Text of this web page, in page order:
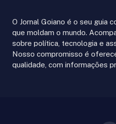
O Jornal Goiano é o seu guia
que moldam o mundo.
sobre política, tecnologia e
Nosso compromisso é
qualidade, com informações